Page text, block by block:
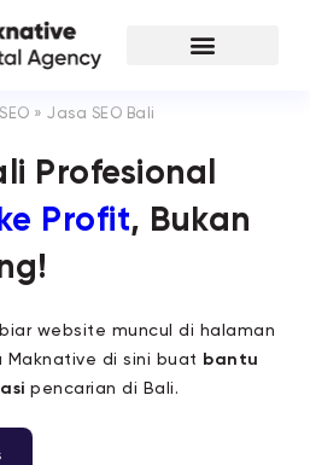
» Jasa SEO Bali
Profesional
Profit, Bukan
website muncul di halaman
di sini buat bantu
pencarian di Bali.